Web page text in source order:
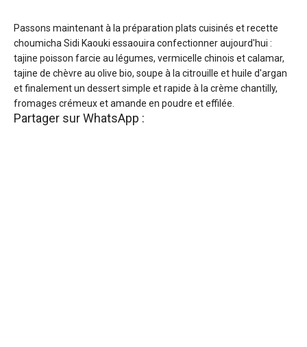
Passons maintenant à la préparation plats cuisinés et recette
choumicha Sidi Kaouki essaouira confectionner aujourd'hui :
tajine poisson farcie au légumes, vermicelle chinois et calamar,
tajine de chèvre au olive bio, soupe à la citrouille et huile d'argan
et finalement un dessert simple et rapide à la crème chantilly,
fromages crémeux et amande en poudre et effilée.
Partager sur WhatsApp :